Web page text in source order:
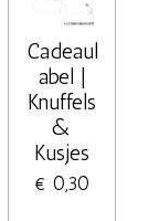
Cadeaul
abel |
Knuffels
&
Kusjes
€ 0,30